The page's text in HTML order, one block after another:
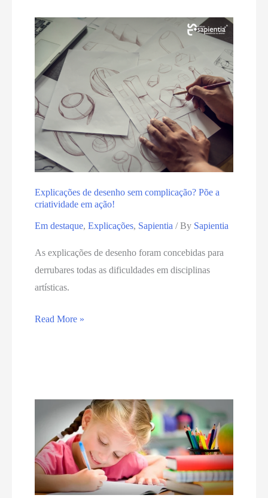
Explicações de desenho sem complicação? Põe a
criatividade em ação!
Em destaque,Explicações, Sapientia / By Sapientia
As explicações de desenho foram concebidas para
derrubares todas as dificuldades em disciplinas
artísticas.
Read More »